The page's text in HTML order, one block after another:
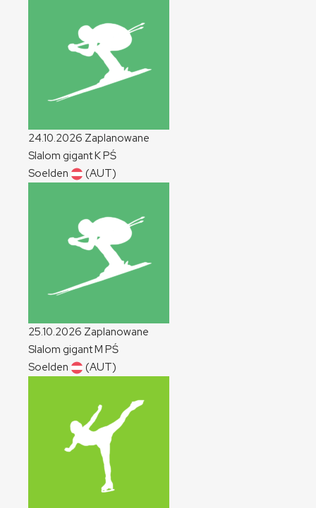
24.10.2026 Zaplanowane
Slalom gigantKPŚ
Soelden
(AUT)
25.10.2026 Zaplanowane
Slalom gigantM PŚ
Soelden
(AUT)